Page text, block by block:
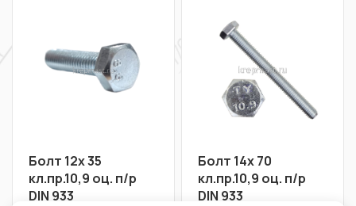
Болт 12х 35
кл.пр.10,9 оц. п/р
DIN 933
Болт 14х 70
кл.пр.10,9 оц. п/р
DIN 933